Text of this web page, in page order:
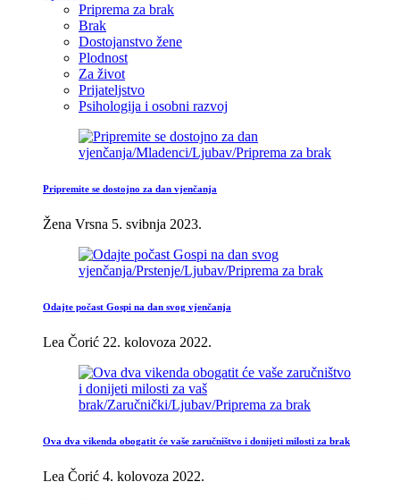
Priprema za brak
Brak
Dostojanstvo žene
Plodnost
Za život
Prijateljstvo
Psihologija i osobni razvoj
Pripremite se dostojno za dan vjenčanja
Žena Vrsna 5. svibnja 2023.
Odajte počast Gospi na dan svog vjenčanja
Lea Čorić 22. kolovoza 2022.
Ova dva vikenda obogatit će vaše zaručništvo i donijeti milosti za brak
Lea Čorić 4. kolovoza 2022.